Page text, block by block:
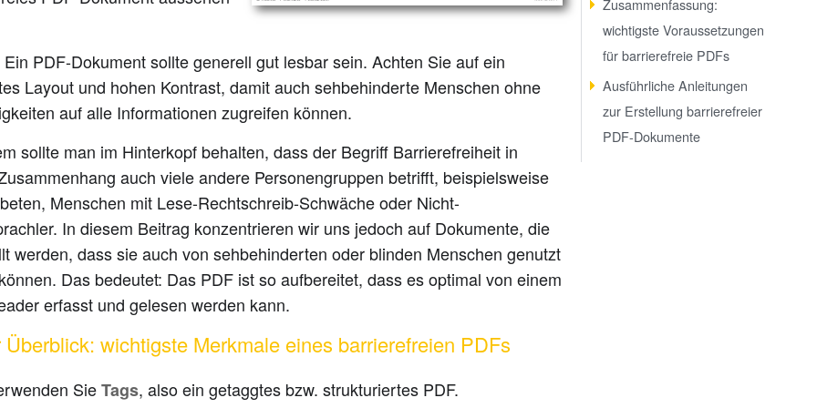
PDF-Dokument sollte generell gut lesbar sein. Achten Sie auf ein
Layout und hohen Kontrast, damit auch sehbehinderte Menschen ohne
auf alle Informationen zugreifen können.
sollte man im Hinterkopf behalten, dass der Begriff Barrierefreiheit in
auch viele andere Personengruppen betrifft, beispielsweise
Menschen mit Lese-Rechtschreib-Schwäche oder Nicht-
In diesem Beitrag konzentrieren wir uns jedoch auf Dokumente, die
werden, dass sie auch von sehbehinderten oder blinden Menschen genutzt
Das bedeutet: Das PDF ist so aufbereitet, dass es optimal von einem
erfasst und gelesen werden kann.
Überblick: wichtigste Merkmale eines barrierefreien PDFs
SieTags, also ein getaggtes bzw. strukturiertes PDF.
Zusammenfassung:
wichtigste Voraussetzungen
für barrierefreie PDFs
Ausführliche Anleitungen
zur Erstellung barrierefreier
PDF-Dokumente